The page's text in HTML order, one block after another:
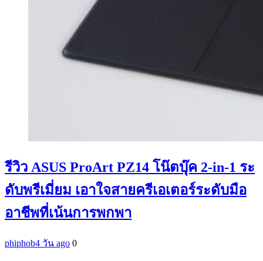
รีวิว ASUS ProArt PZ14 โน๊ตบุ๊ค 2-in-1 ระ
ดับพรีเมี่ยม เอาใจสายครีเอเตอร์ระดับมือ
อาชีพที่เน้นการพกพา
phiphob4 วัน ago 0